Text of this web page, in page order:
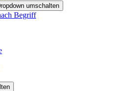
umschalten
Begriff